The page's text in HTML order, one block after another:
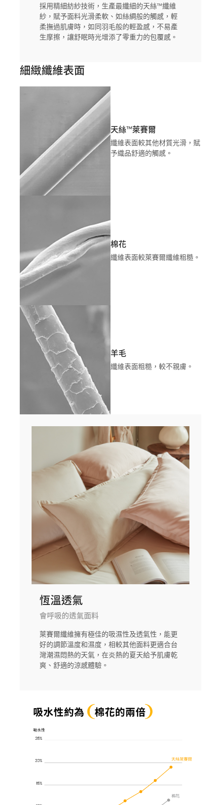
採用精細紡紗技術，生產最纖細的天絲™纖維
紗，賦予面料光滑柔軟、如絲綢般的觸感，輕
柔撫過肌膚時，如同羽毛般的輕盈感，不易產
生摩擦，讓舒眠時光增添了零重力的包覆感。
細緻纖維表面
天絲™萊賽爾
纖維表面較其他材質光滑，賦
予織品舒適的觸感。
棉花
纖維表面較萊賽爾纖維粗糙。
羊毛
纖維表面粗糙，較不親膚。
恆溫透氣
會呼吸的透氣面料
萊賽爾纖維擁有極佳的吸濕性及透氣性，能更
好的調節溫度和濕度，相較其他面料更適合台
灣潮濕悶熱的天氣，在炎熱的夏天給予肌膚乾
爽、舒適的涼感體驗。